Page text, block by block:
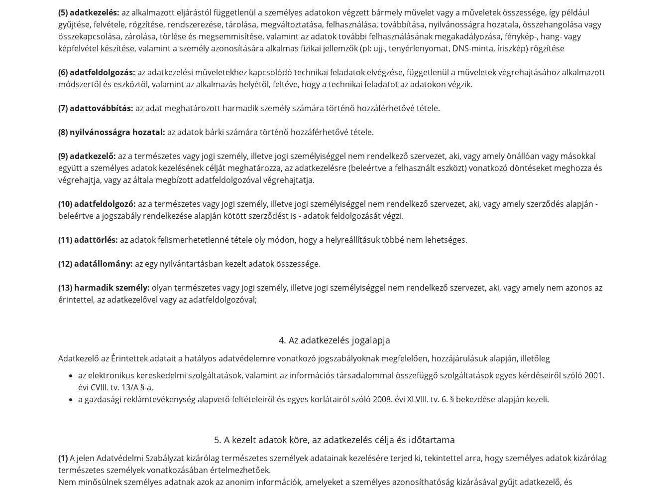
(5) adatkezelés: az alkalmazott eljárástól függetlenül a személyes adatokon végzett bármely művelet vagy a műveletek összessége, így például
gyűjtése, felvétele, rögzítése, rendszerezése, tárolása, megváltoztatása, felhasználása, továbbítása, nyilvánosságra hozatala, összehangolása vagy
összekapcsolása, zárolása, törlése és megsemmisítése, valamint az adatok további felhasználásának megakadályozása, fénykép-, hang- vagy
képfelvétel készítése, valamint a személy azonosítására alkalmas fizikai jellemzők (pl: ujj-, tenyérlenyomat, DNS-minta, íriszkép) rögzítése
(6) adatfeldolgozás: az adatkezelési műveletekhez kapcsolódó technikai feladatok elvégzése, függetlenül a műveletek végrehajtásához alkalmazott
módszertől és eszköztől, valamint az alkalmazás helyétől, feltéve, hogy a technikai feladatot az adatokon végzik.
(7) adattovábbítás: az adat meghatározott harmadik személy számára történő hozzáférhetővé tétele.
(8) nyilvánosságra hozatal: az adatok bárki számára történő hozzáférhetővé tétele.
(9) adatkezelő: az a természetes vagy jogi személy, illetve jogi személyiséggel nem rendelkező szervezet, aki, vagy amely önállóan vagy másokkal
együtt a személyes adatok kezelésének célját meghatározza, az adatkezelésre (beleértve a felhasznált eszközt) vonatkozó döntéseket meghozza és
végrehajtja, vagy az általa megbízott adatfeldolgozóval végrehajtatja.
(10) adatfeldolgozó: az a természetes vagy jogi személy, illetve jogi személyiséggel nem rendelkező szervezet, aki, vagy amely szerződés alapján -
beleértve a jogszabály rendelkezése alapján kötött szerződést is - adatok feldolgozását végzi.
(11) adattörlés: az adatok felismerhetetlenné tétele oly módon, hogy a helyreállításuk többé nem lehetséges.
(12) adatállomány: az egy nyilvántartásban kezelt adatok összessége.
(13) harmadik személy: olyan természetes vagy jogi személy, illetve jogi személyiséggel nem rendelkező szervezet, aki, vagy amely nem azonos az
érintettel, az adatkezelővel vagy az adatfeldolgozóval;
4. Az adatkezelés jogalapja
Adatkezelő az Érintettek adatait a hatályos adatvédelemre vonatkozó jogszabályoknak megfelelően, hozzájárulásuk alapján, illetőleg
az elektronikus kereskedelmi szolgáltatások, valamint az információs társadalommal összefüggő szolgáltatások egyes kérdéseiről szóló 2001.
évi CVIII. tv. 13/A §-a,
a gazdasági reklámtevékenység alapvető feltételeiről és egyes korlátairól szóló 2008. évi XLVIII. tv. 6. § bekezdése alapján kezeli.
5. A kezelt adatok köre, az adatkezelés célja és időtartama
(1)A jelen Adatvédelmi Szabályzat kizárólag természetes személyek adatainak kezelésére terjed ki, tekintettel arra, hogy személyes adatok kizárólag
természetes személyek vonatkozásában értelmezhetőek.
Nem minősülnek személyes adatnak azok az anonim információk, amelyeket a személyes azonosíthatóság kizárásával gyűjt adatkezelő, és